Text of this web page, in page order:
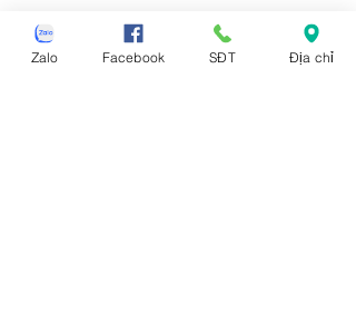
Zalo Facebook SĐT Địa chỉ